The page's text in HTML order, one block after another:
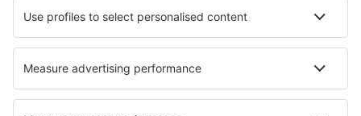
Wizz Air
Lufthansa
KLM
O eSky